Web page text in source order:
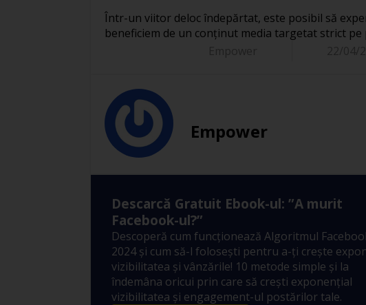
Într-un viitor deloc îndepărtat, este posibil să
beneficiem de un conţinut media targetat strict
Empower
Descarcă Gratuit Ebook-ul: ”A murit
Facebook-ul?”
Descoperă cum funcționează Algoritmul
2024 și cum să-l folosești pentru a-ți crește
vizibilitatea și vânzările! 10 metode simple și la
îndemâna oricui prin care să crești exponențial
vizibilitatea și engagement-ul postărilor tale.